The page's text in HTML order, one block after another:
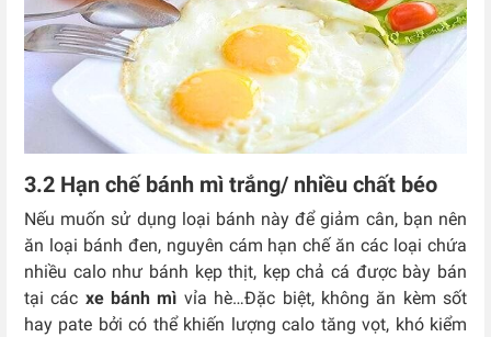
3.2 Hạn chế bánh mì trắng/ nhiều chất béo
Nếu muốn sử dụng loại bánh này để giảm cân, bạn nên
ăn loại bánh đen, nguyên cám hạn chế ăn các loại chứa
nhiều calo như bánh kẹp thịt, kẹp chả cá được bày bán
tại các xe bánh mì vỉa hè…Đặc biệt, không ăn kèm sốt
hay pate bởi có thể khiến lượng calo tăng vọt, khó kiểm